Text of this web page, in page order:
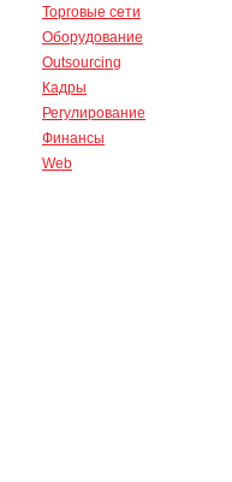
Торговые сети
Оборудование
Outsourcing
Кадры
Регулирование
Финансы
Web